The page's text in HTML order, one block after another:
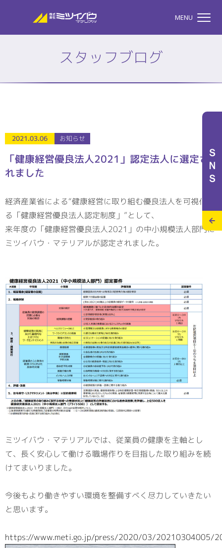
株式会社ミツイバウマテリア
MENU
私たちのこと
事業案内
特設サイト
お問合せ
>
メディアポリシー
RECRUITサイト
ＳＮＳ
スタッフブログ
2021.03.06 お知らせ
「健康経営優良法人2021」認定法人に選定さ
れました
経済産業省による“健康経営に取り組む優良法人を可視化す
る「健康経営優良法人認定制度」”として、
来年度の「健康経営優良法人2021」の中小規模法人部門に
ミツイバウ・マテリアルが認定されました。
ミツイバウ・マテリアルでは、従業員の健康を主軸とし
て、長く安心して働ける職場作りを目指した取り組みを続
けてまいりました。
今後もより働きやすい環境を整備すべく尽力していきたい
と思います。
https://www.meti.go.jp/press/2020/03/20210304005/